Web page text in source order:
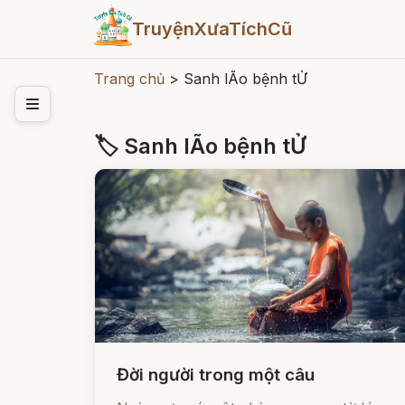
TruyệnXưaTíchCũ
Trang chủ > Sanh lÃo bệnh tỬ
🏷 Sanh lÃo bệnh tỬ
Đời người trong một câu